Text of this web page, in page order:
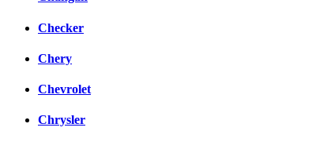
Checker
Chery
Chevrolet
Chrysler